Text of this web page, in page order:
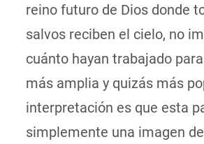
reino futuro de Dios donde
salvos reciben el cielo, no
cuánto hayan trabajado
más amplia y quizás más
interpretación es que esta
simplemente una imagen